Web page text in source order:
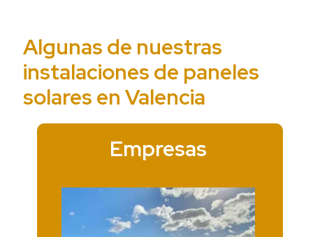
Algunas de nuestras
instalaciones de paneles
solares en Valencia
Empresas